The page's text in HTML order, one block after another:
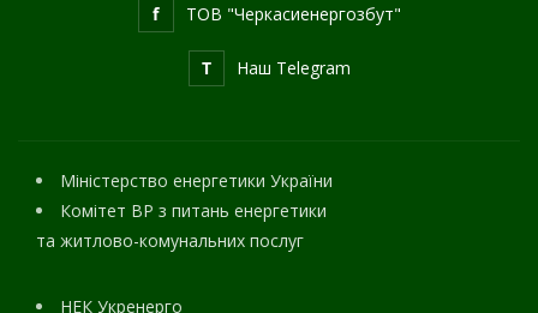
f ТОВ "Черкасиенергозбут"
T Наш Telegram
Міністерство енергетики України
Комітет ВР з питань енергетики
та житлово-комунальних послуг
НЕК Укренерго